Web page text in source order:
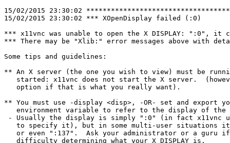
15/02/2015 23:30:02
15/02/2015 23:30:02 *** XOpenDisplay failed (:0)
*** x11vnc was unable to open the X DISPLAY: ":0", it
*** There may be "Xlib:" error messages above with
Some tips and guidelines:
** An X server (the one you wish to view) must be
started: x11vnc does not start the X server.
   option if that is what you really want).
** You must use -display <disp>, -OR- set and export
environment variable to refer to the display of the
- Usually the display is simply ":0" (in fact x11vnc
to specify it), but in some multi-user situations
or even ":137".  Ask your administrator or a guru
   difficulty determining what your X DISPLAY is.